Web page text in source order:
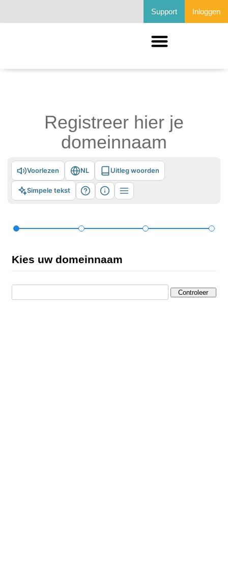
Support Inloggen
Registreer hier je
domeinnaam
Voorlezen NL Uitleg woorden
Simpele tekst
Hulp
InformatieMeer opties